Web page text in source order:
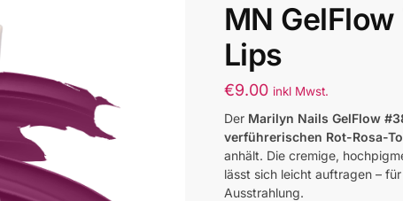
MN
Lips
€9.00 inkl Mwst.
Der Marilyn Nails GelFlow
verführerischen Rot-Rosa-
anhält. Die cremige,
lässt sich leicht auftragen –
Ausstrahlung.